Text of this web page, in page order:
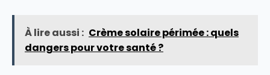
À lire aussi : Crème solaire périmée : quels
dangers pour votre santé ?